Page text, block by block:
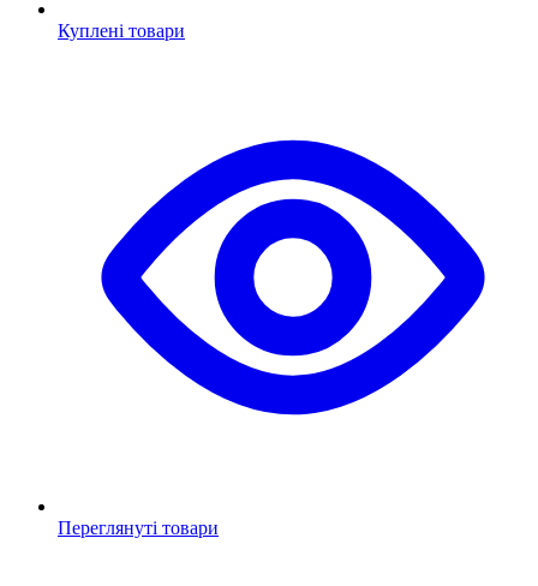
Куплені товари
Переглянуті товари